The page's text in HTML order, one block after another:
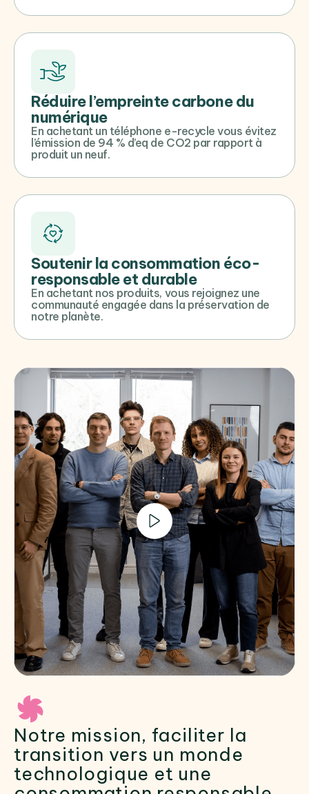
Réduire l’empreinte carbone du
numérique
En achetant un téléphone e-recycle vous évitez
l’émission de 94 % d’eq de CO2 par rapport à
produit un neuf.
Soutenir la consommation éco-
responsable et durable
En achetant nos produits, vous rejoignez une
communauté engagée dans la préservation de
notre planète.
Notre mission, faciliter la
transition vers un monde
technologique et une